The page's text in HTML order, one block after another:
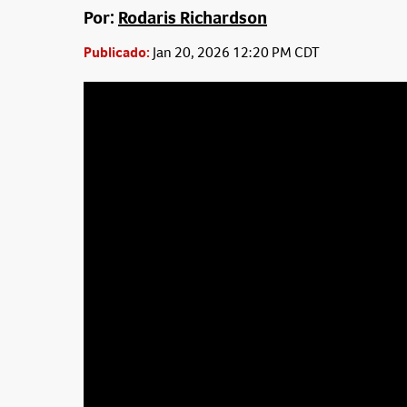
Por: Rodaris Richardson
Publicado: Jan 20, 2026 12:20 PM CDT